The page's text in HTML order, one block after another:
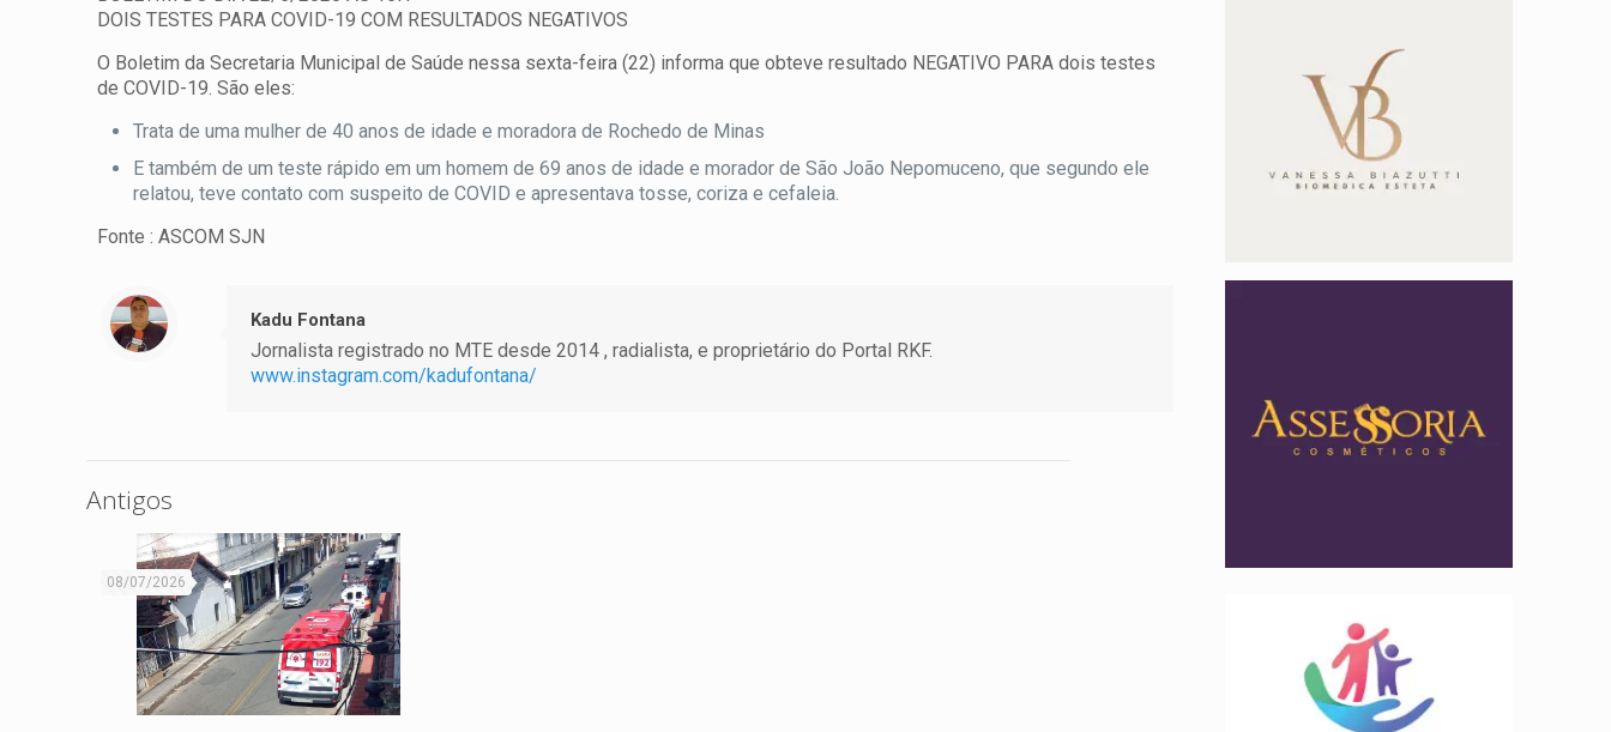
DOIS TESTES PARA COVID-19 COM RESULTADOS NEGATIVOS
O Boletim da Secretaria Municipal de Saúde nessa sexta-feira (22) informa que obteve resultado NEGATIVO PARA dois testes
de COVID-19. São eles:
Trata de uma mulher de 40 anos de idade e moradora de Rochedo de Minas
E também de um teste rápido em um homem de 69 anos de idade e morador de São João Nepomuceno, que segundo ele
relatou, teve contato com suspeito de COVID e apresentava tosse, coriza e cefaleia.
Fonte : ASCOM SJN
Kadu Fontana
Jornalista registrado no MTE desde 2014 , radialista, e proprietário do Portal RKF.
www.instagram.com/kadufontana/
Antigos
08/07/2026